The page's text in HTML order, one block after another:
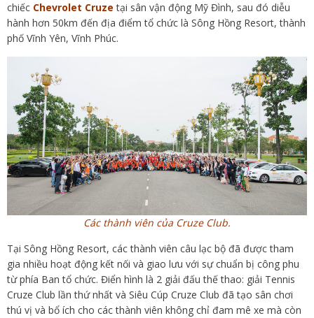
chiếc Chevrolet Cruze tại sân vận động Mỹ Đình, sau đó diễu
hành hơn 50km đến địa điểm tổ chức là Sông Hồng Resort, thành
phố Vĩnh Yên, Vĩnh Phúc.
Các thành viên của Cruze Club.
Tại Sông Hồng Resort, các thành viên câu lạc bộ đã được tham
gia nhiều hoạt động kết nối và giao lưu với sự chuẩn bị công phu
từ phía Ban tổ chức. Điển hình là 2 giải đấu thế thao: giải Tennis
Cruze Club lần thứ nhất và Siêu Cúp Cruze Club đã tạo sân chơi
thú vị và bổ ích cho các thành viên không chỉ đam mê xe mà còn